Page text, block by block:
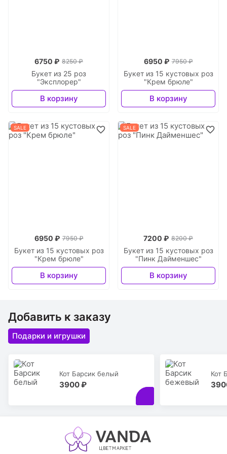
Букет из 25 роз
"Эксплорер"
6750 ₽ 8250 ₽
В корзину
Букет из 15 кустовых роз
"Крем брюле"
6950 ₽ 7950 ₽
В корзину
SALE
Букет из 15 кустовых роз
"Крем брюле"
6950 ₽ 7950 ₽
В корзину
SALE
Букет из 15 кустовых роз
"Пинк Дайменшес"
7200 ₽ 8200 ₽
В корзину
Добавить к заказу
Подарки и игрушки
Кот Барсик белый
3900 ₽
Кот